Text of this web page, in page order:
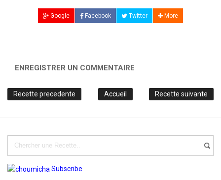
Google Facebook Twitter More
ENREGISTRER UN COMMENTAIRE
Recette precedente Recette suivante
Accueil
Subscribe